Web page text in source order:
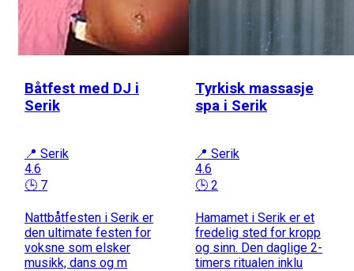
Båtfest med DJ i
Serik
📍 Serik
4.6
🕒 7
Nattbåtfesten i Serik er
den ultimate festen for
voksne som elsker
musikk, dans og m
Tyrkisk massasje
spa i Serik
📍 Serik
4.6
🕒 2
Hamamet i Serik er et
fredelig sted for kropp
og sinn. Den daglige 2-
timers ritualen inklu